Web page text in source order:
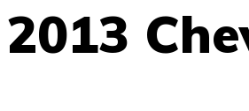
2013